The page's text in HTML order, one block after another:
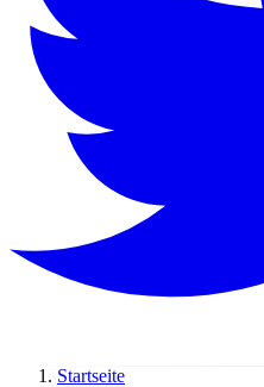
Startseite